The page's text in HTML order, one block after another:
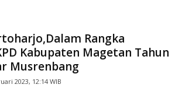
Rangka
Kabupaten Magetan Tahun
Musrenbang
2023, 12:14 WIB